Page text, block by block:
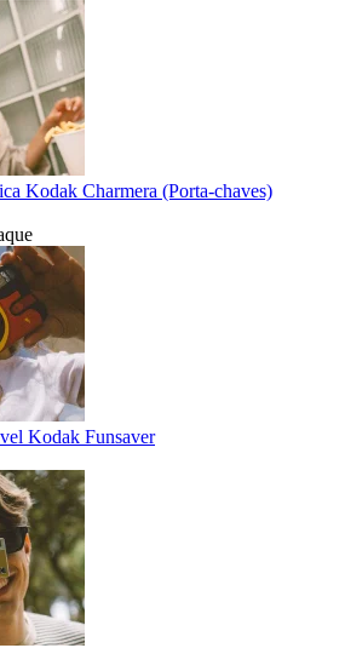
Kodak Charmera (Porta-chaves)
Kodak Funsaver